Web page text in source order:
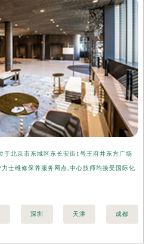
于北京市东城区东长安街1号王府井东方广场
士维修保养服务网点,中心技师均接受国际化
深圳 天津 成都